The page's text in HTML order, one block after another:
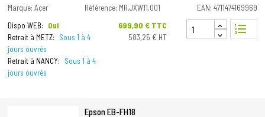
Marque: Acer Référence: MR.JXW11.001
EAN: 4711474169969
Dispo WEB:
Oui
Retrait à METZ:
Sous 1 à 4
jours ouvrés
Retrait à NANCY:
Sous 1 à 4
jours ouvrés
Prix
699,90 € TTC
583,25 € HT
format_list_numbered
Epson EB-FH18